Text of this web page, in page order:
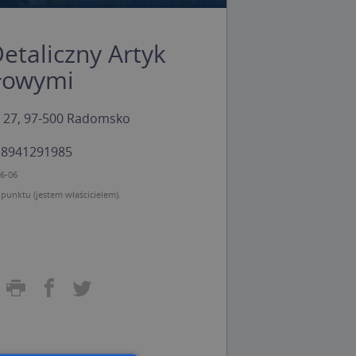
Artyk
97-500 Radomsko
06
(jestem właścicielem).